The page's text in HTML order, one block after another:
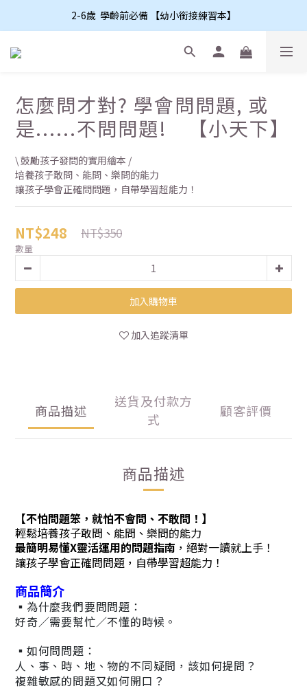
2-6歲  學齡前必備 【幼小銜接練習本】
怎麼問才對? 學會問問題, 或
是......不問問題! 【小天下】
\ 鼓勵孩子發問的實用繪本 /
培養孩子敢問、能問、樂問的能力
讓孩子學會正確問問題，自帶學習超能力！
NT$248 NT$350
數量
加入購物車
加入追蹤清單
商品描述
送貨及付款方
式
顧客評價
商品描述
【不怕問題笨，就怕不會問、不敢問！】
輕鬆培養孩子敢問、能問、樂問的能力
最簡明易懂X靈活運用的問題指南 ，絕對一讀就上手！
讓孩子學會正確問問題，自帶學習超能力！
商品簡介
▪為什麼我們要問問題：
好奇／需要幫忙／不懂的時候。
▪如何問問題：
人、事、時、地、物的不同疑問，該如何提問？
複雜敏感的問題又如何開口？